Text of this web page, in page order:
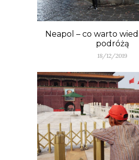
Neapol – co warto
podróżą
18/12/2019